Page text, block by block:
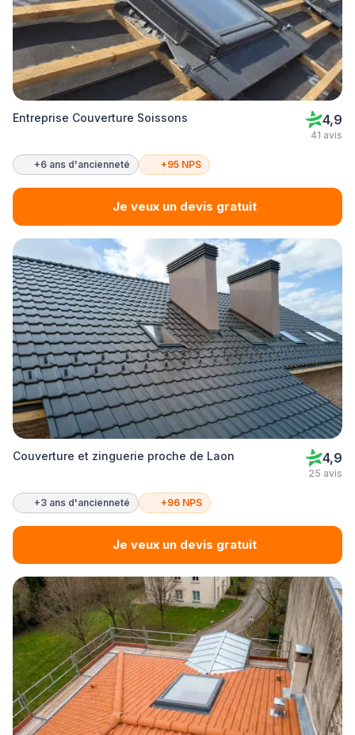
Entreprise Couverture Soissons 4,9
41 avis
+6 ans d'ancienneté +95 NPS
Je veux un devis gratuit
Couverture et zinguerie proche de Laon 4,9
25 avis
+3 ans d'ancienneté +96 NPS
Je veux un devis gratuit